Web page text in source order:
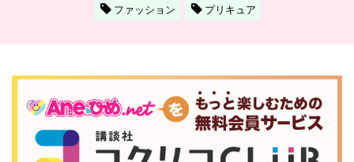
ファッション
プリキュア